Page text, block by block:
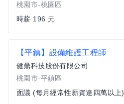
桃園市-桃園區
時薪 196 元
【平鎮】設備維護工程師
健鼎科技股份有限公司
桃園市-平鎮區
面議 (每月經常性薪資達四萬以上)